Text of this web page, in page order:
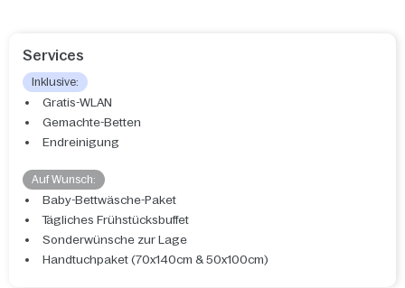
Services
Inklusive:
Gratis-WLAN
Gemachte-Betten
Endreinigung
Auf Wunsch:
Baby-Bettwäsche-Paket
Tägliches Frühstücksbuffet
Sonderwünsche zur Lage
Handtuchpaket (70x140cm & 50x100cm)